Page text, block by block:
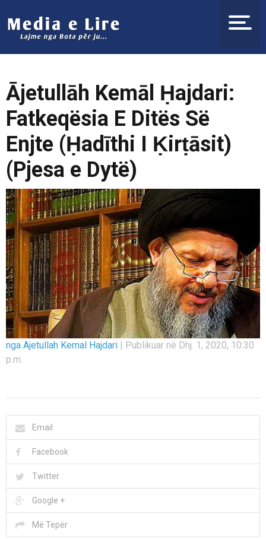
Ājetullāh Kemāl Ḥajdari:
Fatkeqësia E Ditës Së
Enjte (Ḥadīthi I Ḳirṭāsit)
(Pjesa e Dytë)
nga Ajetullah Kemal Hajdari | Publikuar në Dhj. 1, 2020, 10:30
p.m.
Email
Facebook
Twitter
Google +
Më Tepër